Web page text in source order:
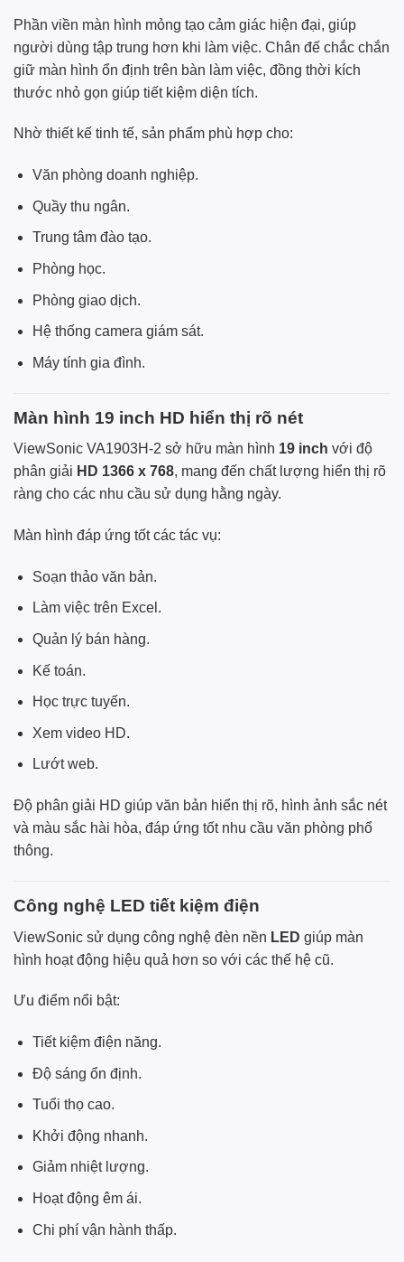
Phần viền màn hình mỏng tạo cảm giác hiện đại, giúp
người dùng tập trung hơn khi làm việc. Chân đế chắc chắn
giữ màn hình ổn định trên bàn làm việc, đồng thời kích
thước nhỏ gọn giúp tiết kiệm diện tích.
Nhờ thiết kế tinh tế, sản phẩm phù hợp cho:
Văn phòng doanh nghiệp.
Quầy thu ngân.
Trung tâm đào tạo.
Phòng học.
Phòng giao dịch.
Hệ thống camera giám sát.
Máy tính gia đình.
Màn hình 19 inch HD hiển thị rõ nét
ViewSonic VA1903H-2 sở hữu màn hình 19 inch với độ
phân giải HD 1366 x 768, mang đến chất lượng hiển thị rõ
ràng cho các nhu cầu sử dụng hằng ngày.
Màn hình đáp ứng tốt các tác vụ:
Soạn thảo văn bản.
Làm việc trên Excel.
Quản lý bán hàng.
Kế toán.
Học trực tuyến.
Xem video HD.
Lướt web.
Độ phân giải HD giúp văn bản hiển thị rõ, hình ảnh sắc nét
và màu sắc hài hòa, đáp ứng tốt nhu cầu văn phòng phổ
thông.
Công nghệ LED tiết kiệm điện
ViewSonic sử dụng công nghệ đèn nền LED giúp màn
hình hoạt động hiệu quả hơn so với các thế hệ cũ.
Ưu điểm nổi bật:
Tiết kiệm điện năng.
Độ sáng ổn định.
Tuổi thọ cao.
Khởi động nhanh.
Giảm nhiệt lượng.
Hoạt động êm ái.
Chi phí vận hành thấp.